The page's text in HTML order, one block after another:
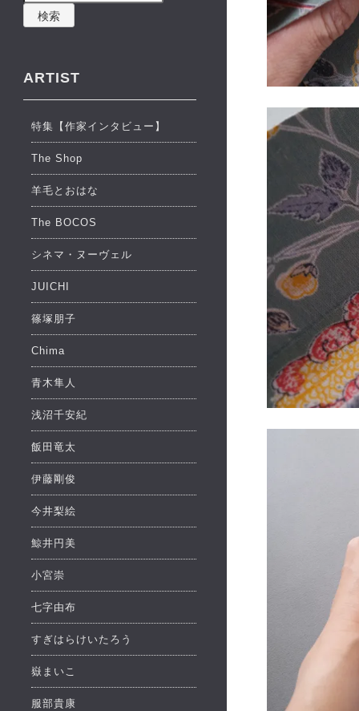
検索
ARTIST
特集【作家インタビュー】
The Shop
羊毛とおはな
The BOCOS
シネマ・ヌーヴェル
JUICHI
篠塚朋子
Chima
青木隼人
浅沼千安紀
飯田竜太
伊藤剛俊
今井梨絵
鯨井円美
小宮崇
七字由布
すぎはらけいたろう
嶽まいこ
服部貴康